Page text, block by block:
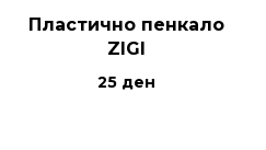
Пластично пенкало
ZIGI
25 ден